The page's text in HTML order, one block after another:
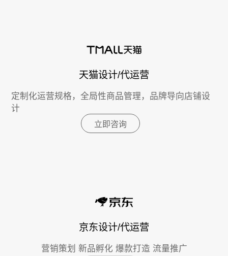
天猫设计/代运营
定制化运营规格，全局性商品管理，品牌导向店铺设
计
立即咨询
京东设计/代运营
营销策划 新品孵化 爆款打造 流量推广